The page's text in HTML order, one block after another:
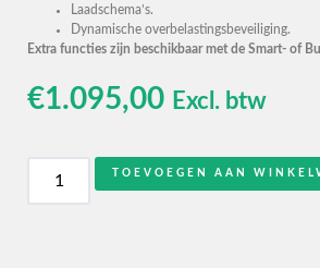
Laadschema’s.
Dynamische overbelastingsbeveiliging.
Extra functies zijn beschikbaar met de Smart- of
€1.095,00 Excl. btw
TOEVOEGEN AAN